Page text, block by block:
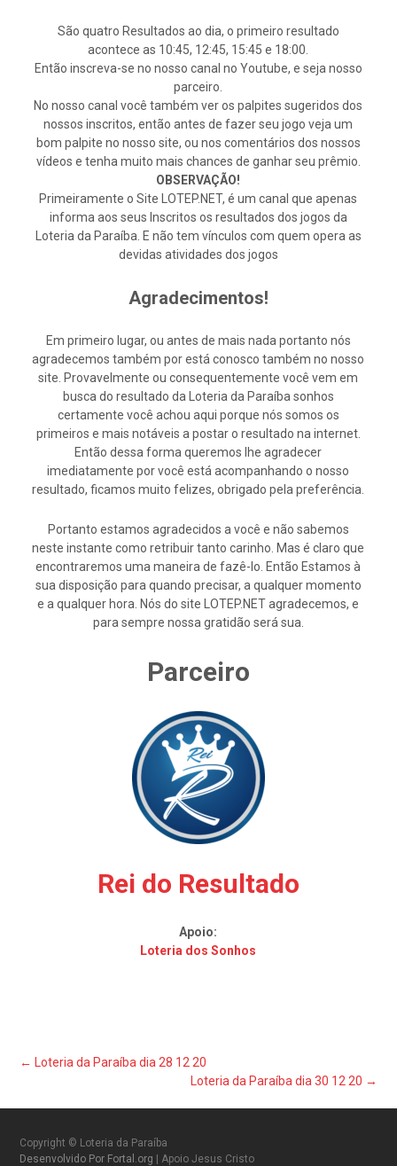
São quatro Resultados ao dia, o primeiro resultado
acontece as 10:45, 12:45, 15:45 e 18:00.
Então inscreva-se no nosso canal no Youtube, e seja nosso
parceiro.
No nosso canal você também ver os palpites sugeridos dos
nossos inscritos, então antes de fazer seu jogo veja um
bom palpite no nosso site, ou nos comentários dos nossos
vídeos e tenha muito mais chances de ganhar seu prêmio.
OBSERVAÇÃO!
Primeiramente o Site LOTEP.NET, é um canal que apenas
informa aos seus Inscritos os resultados dos jogos da
Loteria da Paraíba. E não tem vínculos com quem opera as
devidas atividades dos jogos
Agradecimentos!
Em primeiro lugar, ou antes de mais nada portanto nós
agradecemos também por está conosco também no nosso
site. Provavelmente ou consequentemente você vem em
busca do resultado da Loteria da Paraíba sonhos
certamente você achou aqui porque nós somos os
primeiros e mais notáveis a postar o resultado na internet.
Então dessa forma queremos lhe agradecer
imediatamente por você está acompanhando o nosso
resultado, ficamos muito felizes, obrigado pela preferência.
Portanto estamos agradecidos a você e não sabemos
neste instante como retribuir tanto carinho. Mas é claro que
encontraremos uma maneira de fazê-lo. Então Estamos à
sua disposição para quando precisar, a qualquer momento
e a qualquer hora. Nós do site LOTEP.NET agradecemos, e
para sempre nossa gratidão será sua.
Parceiro
Rei do Resultado
Apoio:
Loteria dos Sonhos
Post
navigation
←
Loteria da Paraíba dia 28 12 20
Loteria da Paraíba dia 30 12 20 →
Copyright © Loteria da Paraíba
Desenvolvido Por Fortal.org
| Apoio Jesus Cristo